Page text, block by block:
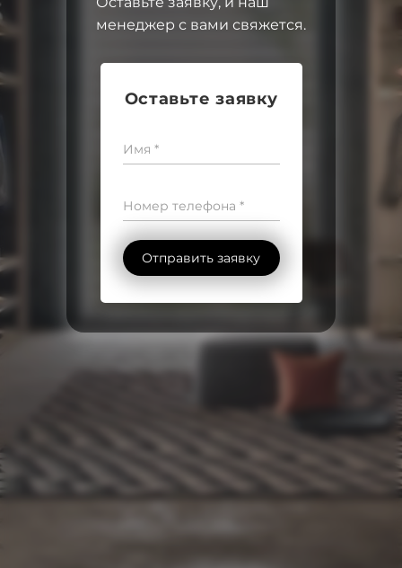
Оставьте заявку
Имя *
Номер телефона *
Отправить заявку
менеджер с вами свяжется.